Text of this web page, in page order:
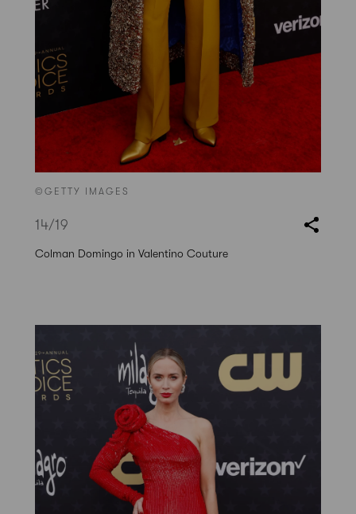
©GETTY IMAGES
14/19
Colman Domingo in Valentino Couture